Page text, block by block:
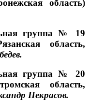
область)
№ 19
область,
№ 20
область,
Некрасов.